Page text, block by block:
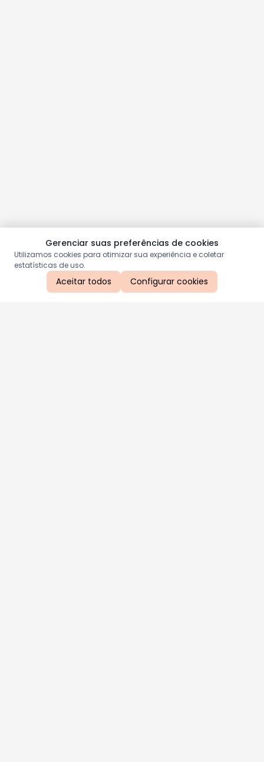
Gerenciar suas preferências de cookies
Utilizamos cookies para otimizar sua experiência e coletar
estatísticas de uso.
Aceitar todos Configurar cookies